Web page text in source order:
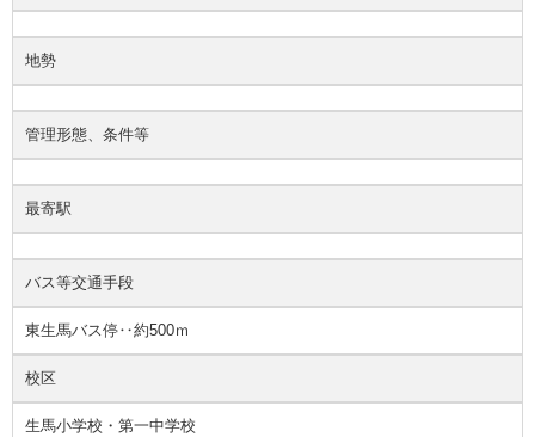
地勢
管理形態、条件等
最寄駅
バス等交通手段
東生馬バス停‥約500ｍ
校区
生馬小学校・第一中学校